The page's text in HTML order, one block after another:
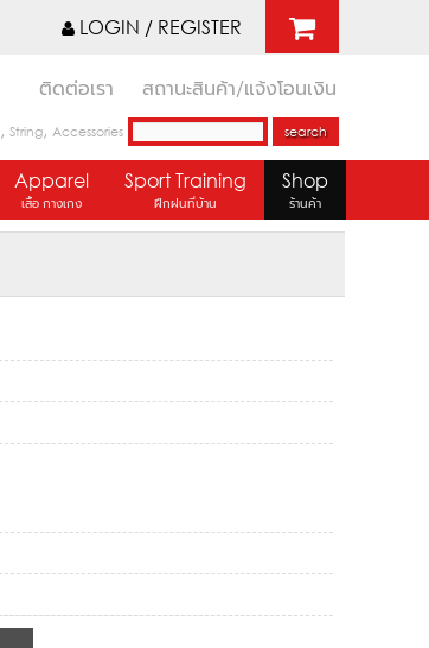
LOGIN / REGISTER
ติดต่อเรา สถานะสินค้า/แจ้งโอนเงิน
, String, Accessories
Apparel
เสื้อ กางเกง
Sport Training
ฝึกฝนที่บ้าน
Shop
ร้านค้า